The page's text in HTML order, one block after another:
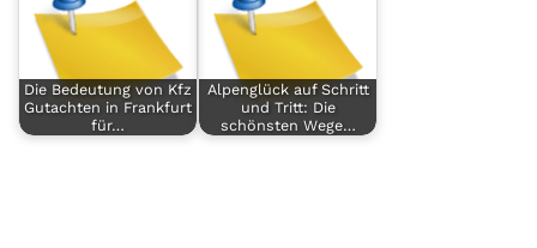
Die Bedeutung von Kfz
Gutachten in Frankfurt
für…
Alpenglück auf Schritt
und Tritt: Die
schönsten Wege…